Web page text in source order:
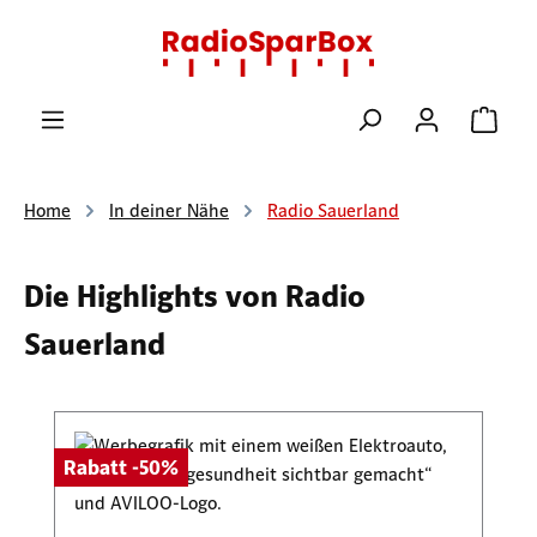
Zum Hauptinhalt springen
Home In deiner Nähe Radio Sauerland
Die Highlights von Radio
Sauerland
Rabatt -50%